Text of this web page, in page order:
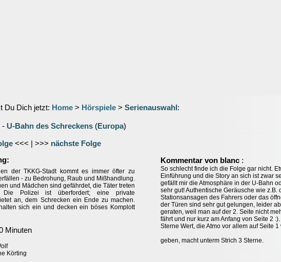
Du Dich jetzt: Home > Hörspiele > Serienauswahl :
- U-Bahn des Schreckens (Europa)
<<< | >>> nächste Folge
der TKKG-Stadt kommt es immer öfter zu
- zu Bedrohung, Raub und Mißhandlung.
und Mädchen sind gefährdet, die Täter treten
Die Polizei ist überfordert; eine private
an, dem Schrecken ein Ende zu machen.
sich ein und decken ein böses Komplott
Minuten
Körting
Kommentar von blanc :
So schlecht finde ich die Folge gar nicht.
Einführung und die Story an sich ist zwar
gefällt mir die Atmosphäre in der U-Bahn
sehr gut! Authentische Geräusche wie z.B.
Stationsansagen des Fahrers oder das
der Türen sind sehr gut gelungen, leider
geraten, weil man auf der 2. Seite nicht
fährt und nur kurz am Anfang von Seite 2
Sterne Wert, die Atmo vor allem auf Seite
geben, macht unterm Strich 3 Sterne.